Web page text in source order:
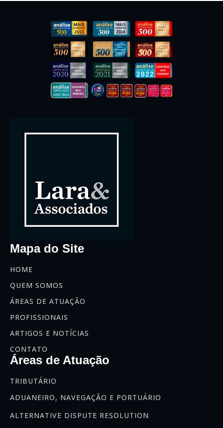
Mapa do Site
HOME
QUEM SOMOS
ÁREAS DE ATUAÇÃO
PROFISSIONAIS
ARTIGOS E NOTÍCIAS
CONTATO
Áreas de Atuação
TRIBUTÁRIO
ADUANEIRO, NAVEGAÇÃO E PORTUÁRIO
ALTERNATIVE DISPUTE RESOLUTION